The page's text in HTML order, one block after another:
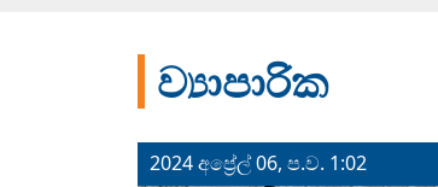
ව්‍යාපාරික
2024 අප්‍රේල් 06, ප.ව. 1:02